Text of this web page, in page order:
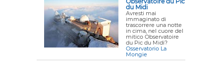
du Midi
Avresti mai
immaginato di
trascorrere una notte
in cima, nel cuore del
mitico Observatoire
du Pic du Midi?
Osservatorio La
Mongie